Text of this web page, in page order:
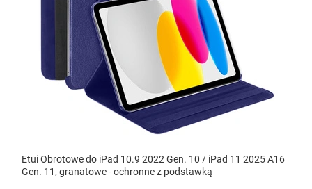
Etui Obrotowe do iPad 10.9 2022 Gen. 10 / iPad 11 2025 A16
Gen. 11, granatowe - ochronne z podstawką